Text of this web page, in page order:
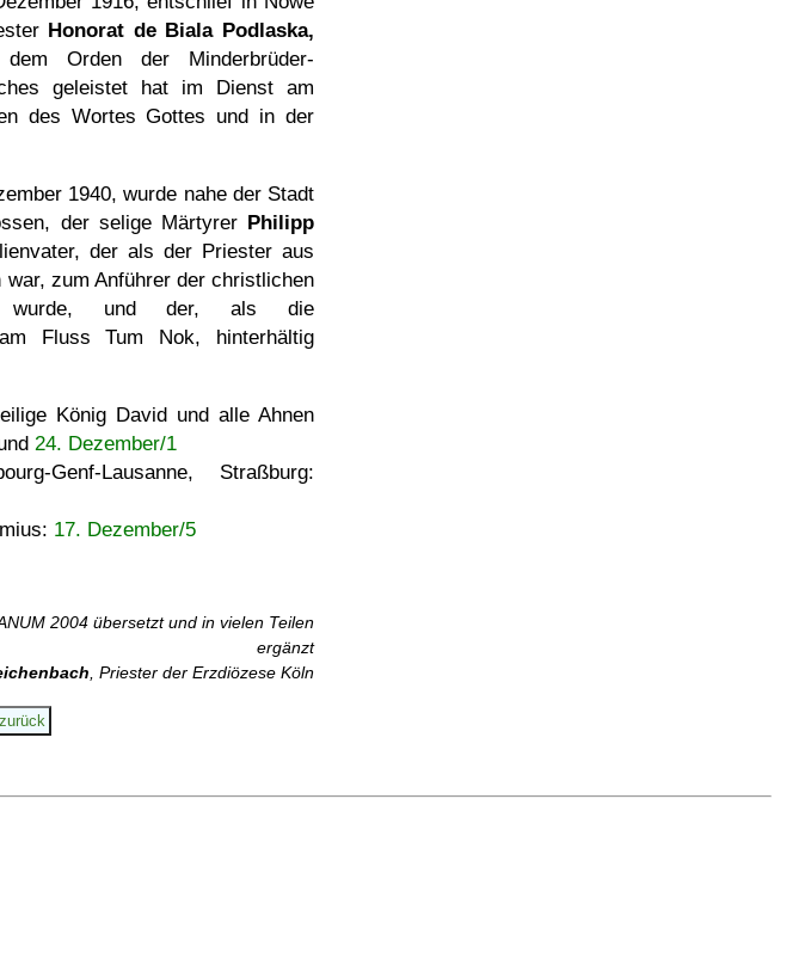
Honorat de Biala Podlaska,
Orden der Minderbrüder-
geleistet hat im Dienst am
des Wortes Gottes und in der
1940, wurde nahe der Stadt
der selige Märtyrer Philipp
der als der Priester aus
zum Anführer der christlichen
wurde, und der, als die
Fluss Tum Nok, hinterhältig
König David und alle Ahnen
24. Dezember/1
Genf-Lausanne, Straßburg:
17. Dezember/5
2004 übersetzt und in vielen Teilen
ergänzt
, Priester der Erzdiözese Köln